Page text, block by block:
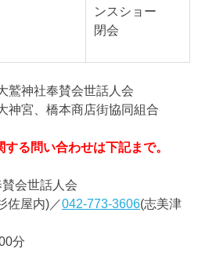
ンスショー
閉会
鷲神社奉賛会世話人会
神宮、橋本商店街協同組合
る問い合わせは下記まで。
会世話人会
佐屋内)／042-773-3606(志美津
分